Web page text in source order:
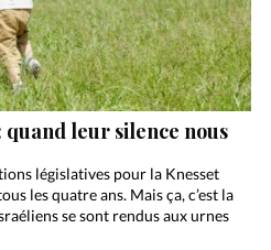
quand leur silence nous
législatives pour la Knesset
les quatre ans. Mais ça, c’est la
se sont rendus aux urnes